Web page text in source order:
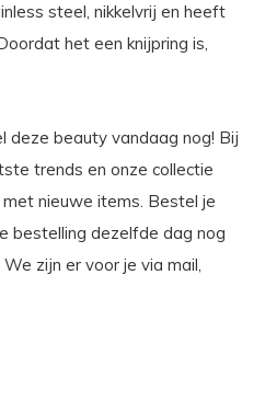
steel, nikkelvrij en heeft
het een knijpring is,
deze beauty vandaag nog! Bij
trends en onze collectie
nieuwe items. Bestel je
bestelling dezelfde dag nog
zijn er voor je via mail,